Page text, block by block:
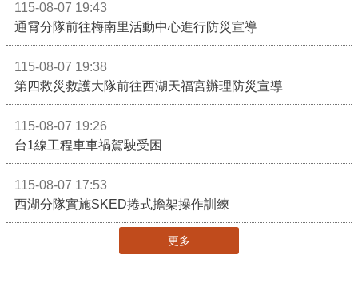
115-08-07 19:43
通霄分隊前往梅南里活動中心進行防災宣導
115-08-07 19:38
第四救災救護大隊前往西湖天福宮辦理防災宣導
115-08-07 19:26
台1線工程車車禍駕駛受困
115-08-07 17:53
西湖分隊實施SKED捲式擔架操作訓練
更多